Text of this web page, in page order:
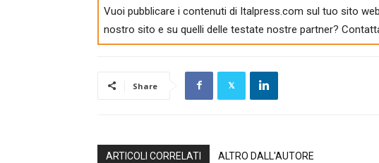
Vuoi pubblicare i contenuti di Italpress.com sul tuo sito
nostro sito e su quelli delle testate nostre partner?
Share
ARTICOLI CORRELATI ALTRO DALL'AUTORE